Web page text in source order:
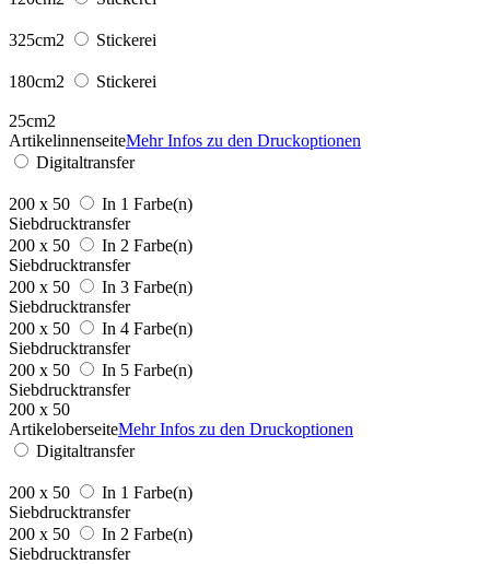
325cm2 Stickerei
180cm2 Stickerei
25cm2
ArtikelinnenseiteMehr Infos zu den Druckoptionen
Digitaltransfer
200 x 50
In 1 Farbe(n)
Siebdrucktransfer
200 x 50
In 2 Farbe(n)
Siebdrucktransfer
200 x 50
In 3 Farbe(n)
Siebdrucktransfer
200 x 50
In 4 Farbe(n)
Siebdrucktransfer
200 x 50
In 5 Farbe(n)
Siebdrucktransfer
200 x 50
ArtikeloberseiteMehr Infos zu den Druckoptionen
Digitaltransfer
200 x 50
In 1 Farbe(n)
Siebdrucktransfer
200 x 50
In 2 Farbe(n)
Siebdrucktransfer